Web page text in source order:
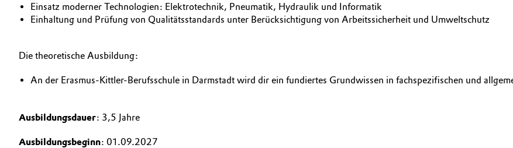
Green Hydrogen
Medical Devices
Investor Relations
Einsatz moderner Technologien: Elektrotechnik, Pneumatik, Hydraulik und Informatik
Einhaltung und Prüfung von Qualitätsstandards unter Berücksichtigung von Arbeitssicherheit und Umweltschutz
Die theoretische Ausbildung:
An der Erasmus-Kittler-Berufsschule in Darmstadt wird dir ein fundiertes Grundwissen in fachspezifischen und
Ausbildungsdauer: 3,5 Jahre
Ausbildungsbeginn: 01.09.2027